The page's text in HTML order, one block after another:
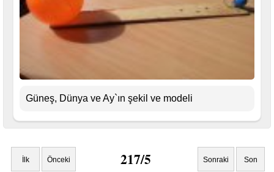
Güneş, Dünya ve Ay`ın şekil ve modeli
İlk Önceki 217/5 Sonraki Son